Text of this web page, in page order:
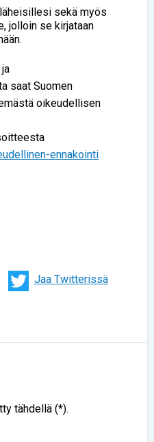
sekä myös
jolloin se kirjataan
saat Suomen
oikeudellisen
ennakointi
Jaa Twitterissä
tähdellä (*).